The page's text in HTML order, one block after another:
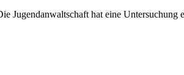
Jugendanwaltschaft hat eine Untersuchung